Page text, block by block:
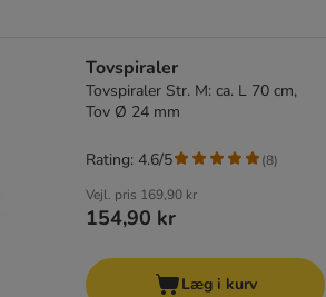
Tovspiraler
Tovspiraler Str. M: ca. L 70 cm,
Tov Ø 24 mm
Vejl. pris 169,90 kr
154,90 kr
Rating: 4.6/5 (8)
Læg i kurv